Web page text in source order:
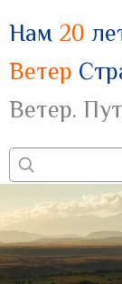
Нам 20
Ветер
Ветер.